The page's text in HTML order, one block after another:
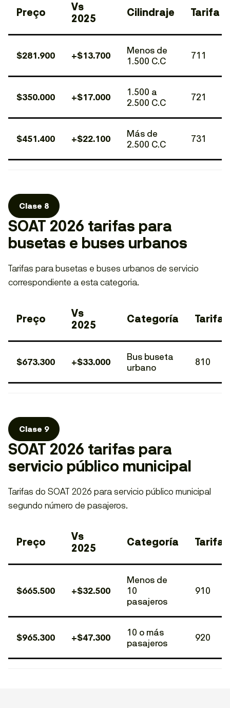
Preço
Vs
2025
Cilindraje Tarifa
$281.900 +$13.700
Menos de
1.500 C.C
711
$350.000 +$17.000
1.500 a
2.500 C.C
721
$451.400 +$22.100
Más de
2.500 C.C
731
Clase 8
SOAT 2026 tarifas para
busetas e buses urbanos
Tarifas para busetas e buses urbanos de servicio
correspondiente a esta categoria.
Preço
Vs
2025
Categoría Tarifa
$673.300 +$33.000
Bus buseta
urbano
810
Clase 9
SOAT 2026 tarifas para
servicio público municipal
Tarifas do SOAT 2026 para servicio público municipal
segundo número de pasajeros.
Preço
Vs
2025
Categoría Tarifa
$665.500 +$32.500
Menos de
10
pasajeros
910
$965.300 +$47.300
10 o más
pasajeros
920